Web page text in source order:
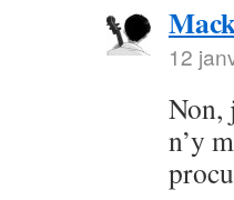
12
Non,
n’y